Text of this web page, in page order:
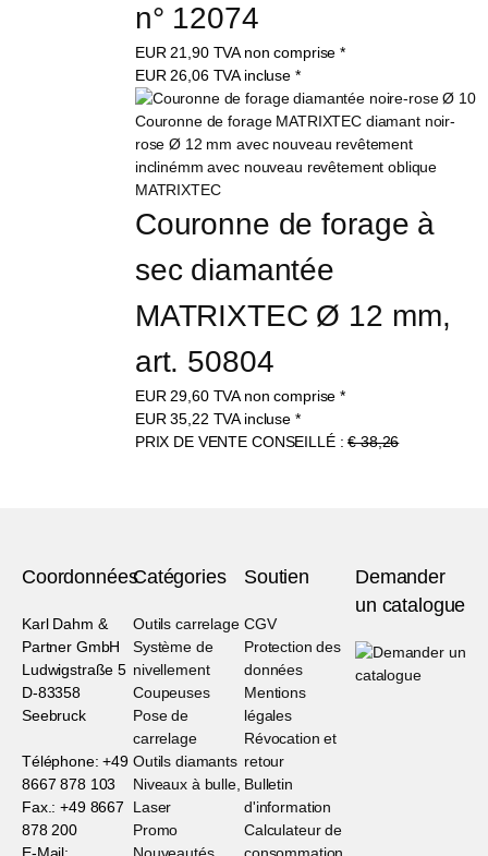
n° 12074
EUR21,90 TVA non comprise *
EUR26,06 TVA incluse *
Couronne de forage à
sec diamantée
MATRIXTEC Ø 12 mm,
art. 50804
EUR29,60 TVA non comprise *
EUR35,22 TVA incluse *
PRIX DE VENTE CONSEILLÉ :€ 38,26
Coordonnées
Karl Dahm &
Partner GmbH
Ludwigstraße 5
D-83358
Seebruck
Téléphone: +49
8667 878 103
Fax.: +49 8667
878 200
Catégories
Outils carrelage
Système de
nivellement
Coupeuses
Pose de
carrelage
Outils diamants
Niveaux à bulle,
Laser
Promo
Soutien
CGV
Protection des
données
Mentions
légales
Révocation et
retour
Bulletin
d'information
Calculateur de
Demander
un catalogue